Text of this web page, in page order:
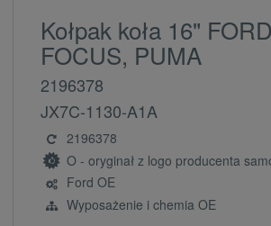
Kołpak koła 16" FORD
FOCUS, PUMA
2196378
JX7C-1130-A1A
2196378
O - oryginał z logo producenta
Ford OE
Wyposażenie i chemia OE